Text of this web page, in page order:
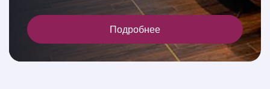
Подробнее